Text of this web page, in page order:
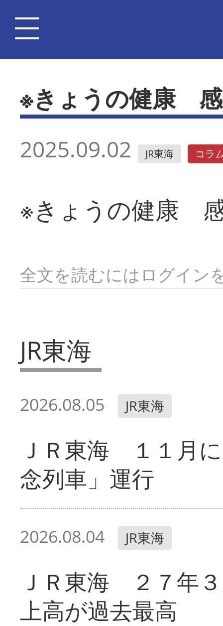
※きょうの健康
2025.09.02 JR東海 コラ
※きょうの健康
全文を読むにはログイン
JR東海
2026.08.05 JR東海
ＪＲ東海 １１月
念列車」運行
2026.08.04 JR東海
ＪＲ東海 ２７年
上高が過去最高